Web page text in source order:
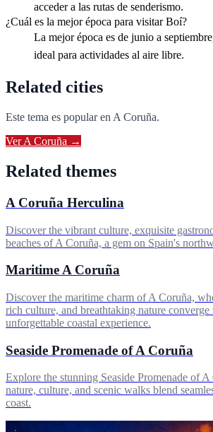
acceder a las rutas de senderismo.
¿Cuál es la mejor época para visitar Boí?
La mejor época es de junio a
ideal para actividades al aire libre.
Related cities
Este tema es popular en A Coruña.
VerA Coruña →
Related themes
A Coruña Herculina
Discover the vibrant culture, exquisite
beaches of A Coruña, a gem on Spain's
Maritime A Coruña
Discover the maritime charm of A Coruña,
rich culture, and breathtaking nature converge
unforgettable coastal experience.
Seaside Promenade of A Coruña
Explore the stunning Seaside Promenade of
nature, culture, and scenic walks blend
coast.